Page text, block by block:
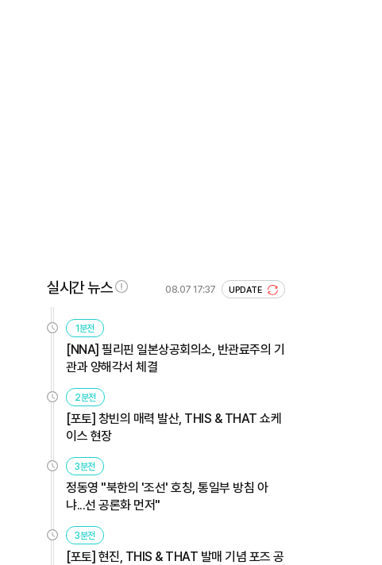
실시간 뉴스 08.07 17:37 UPDATE
1분전
[NNA] 필리핀 일본상공회의소, 반관료주의 기
관과 양해각서 체결
2분전
[포토] 창빈의 매력 발산, THIS & THAT 쇼케
이스 현장
3분전
정동영 "북한의 '조선' 호칭, 통일부 방침 아
냐...선 공론화 먼저"
3분전
[포토] 현진, THIS & THAT 발매 기념 포즈 공